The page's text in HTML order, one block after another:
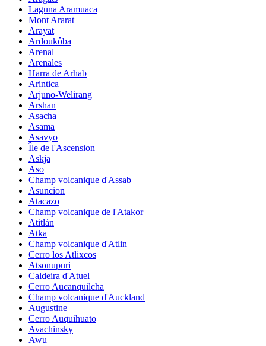
Laguna Aramuaca
Mont Ararat
Arayat
Ardoukôba
Arenal
Arenales
Harra de Arhab
Arintica
Arjuno-Welirang
Arshan
Asacha
Asama
Asavyo
Île de l'Ascension
Askja
Aso
Champ volcanique d'Assab
Asuncion
Atacazo
Champ volcanique de l'Atakor
Atitlán
Atka
Champ volcanique d'Atlin
Cerro los Atlixcos
Atsonupuri
Caldeira d'Atuel
Cerro Aucanquilcha
Champ volcanique d'Auckland
Augustine
Cerro Auquihuato
Avachinsky
Awu